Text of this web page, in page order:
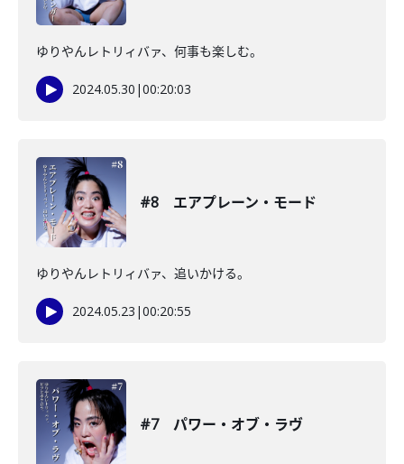
ゆりやんレトリィバァ、何事も楽しむ。
2024.05.30 |00:20:03
#8 エアプレーン・モード
ゆりやんレトリィバァ、追いかける。
2024.05.23 |00:20:55
#7 パワー・オブ・ラヴ